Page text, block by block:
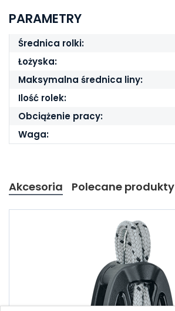
PARAMETRY
Średnica rolki:
Łożyska:
Maksymalna średnica liny:
Ilość rolek:
Obciążenie pracy:
Waga:
Akcesoria Polecane produkty